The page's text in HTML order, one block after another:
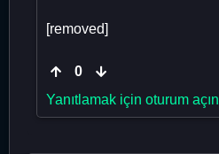
[removed]
0
Yanıtlamak için oturum açın